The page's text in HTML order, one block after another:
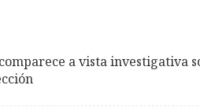
a vista investigativa